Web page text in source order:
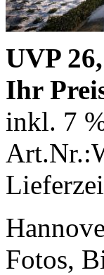
UVP
Ihr
inkl. 7
Fotos,